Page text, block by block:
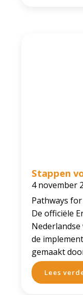
Stappen
4 november
Pathways
De officiële
de
gemaakt
Lees